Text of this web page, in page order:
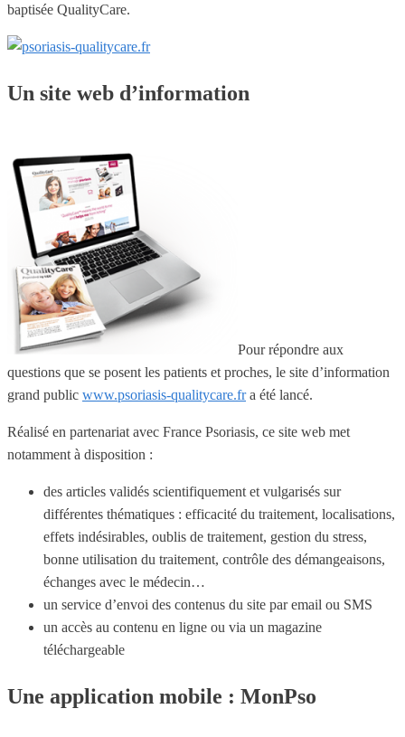
baptisée QualityCare.
Un site web d’information
Pour répondre aux
questions que se posent les patients et proches, le site d’information
grand public www.psoriasis-qualitycare.fra été lancé.
Réalisé en partenariat avec France Psoriasis, ce site web met
notamment à disposition :
des articles validés scientifiquement et vulgarisés sur
différentes thématiques : efficacité du traitement, localisations,
effets indésirables, oublis de traitement, gestion du stress,
bonne utilisation du traitement, contrôle des démangeaisons,
échanges avec le médecin…
un service d’envoi des contenus du site par email ou SMS
un accès au contenu en ligne ou via un magazine
téléchargeable
Une application mobile : MonPso